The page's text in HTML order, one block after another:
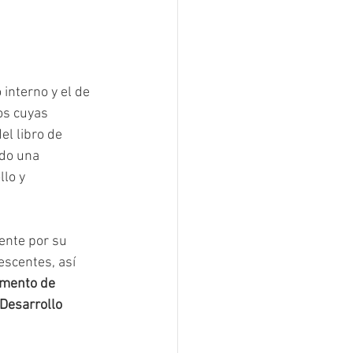
interno y el de
cuyas
libro de
una
y
por su
así
de